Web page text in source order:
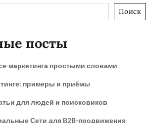
Поиск
посты
маркетинга простыми словами
примеры и приёмы
для людей и поисковиков
Сети для B2B-продвижения